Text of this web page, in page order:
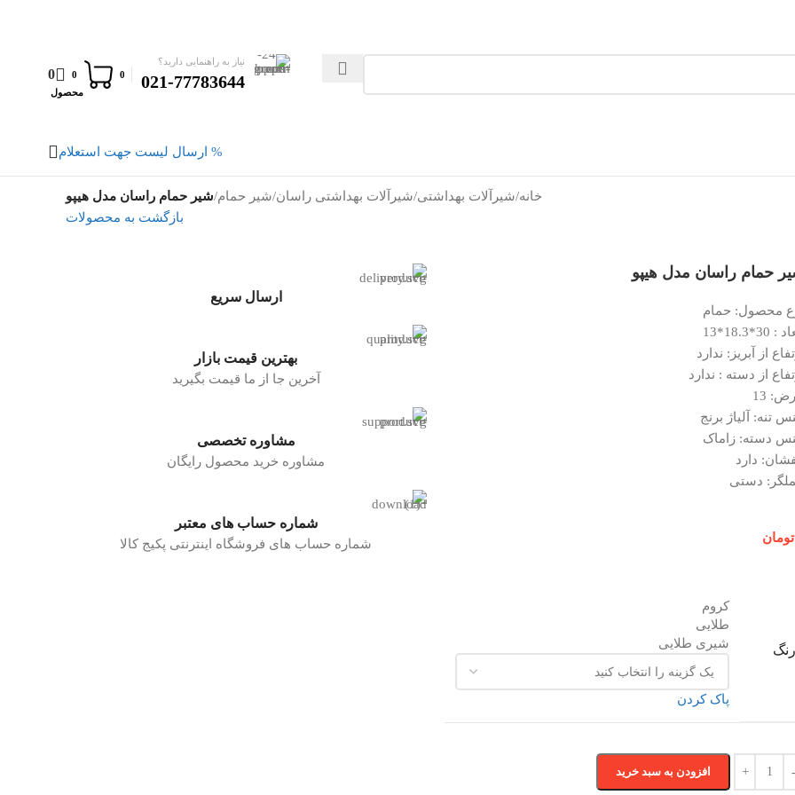
نیاز به راهنمایی دارید؟
021-77783644
0
0
محصول
0
% ارسال لیست جهت استعلام
خانه/شیرآلات بهداشتی/شیرآلات بهداشتی راسان/شیر حمام/شیر حمام راسان مدل هیپو
بازگشت به محصولات
حمام راسان مدل هیپو
محصول: حمام
: 30*18.3*13
از آبریز: ندارد
از دسته : ندارد
13
تنه: آلیاژ برنج
دسته: زاماک
دارد
دستی
تومان
رنگ
کروم
طلایی
شیری طلایی
پاک کردن
افزودن به سبد خرید
ارسال سریع
بهترین قیمت بازار
آخرین جا از ما قیمت بگیرید
مشاوره تخصصی
مشاوره خرید محصول رایگان
شماره حساب های معتبر
شماره حساب های فروشگاه اینترنتی پکیج کالا